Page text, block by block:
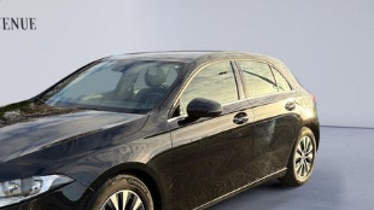
Benz A-Klasse vous plaît ?
véhicule actuel sans engagement.